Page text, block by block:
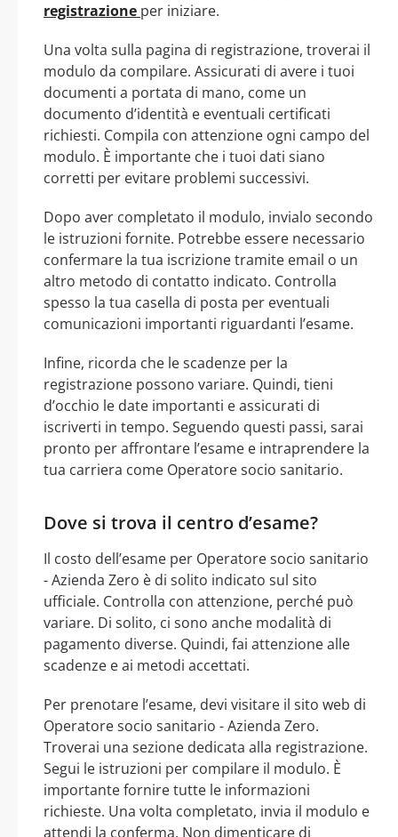
registrazione per iniziare.
Una volta sulla pagina di registrazione, troverai il
modulo da compilare. Assicurati di avere i tuoi
documenti a portata di mano, come un
documento d’identità e eventuali certificati
richiesti. Compila con attenzione ogni campo del
modulo. È importante che i tuoi dati siano
corretti per evitare problemi successivi.
Dopo aver completato il modulo, invialo secondo
le istruzioni fornite. Potrebbe essere necessario
confermare la tua iscrizione tramite email o un
altro metodo di contatto indicato. Controlla
spesso la tua casella di posta per eventuali
comunicazioni importanti riguardanti l’esame.
Infine, ricorda che le scadenze per la
registrazione possono variare. Quindi, tieni
d’occhio le date importanti e assicurati di
iscriverti in tempo. Seguendo questi passi, sarai
pronto per affrontare l’esame e intraprendere la
tua carriera come Operatore socio sanitario.
Dove si trova il centro d’esame?
Il costo dell’esame per Operatore socio sanitario
- Azienda Zero è di solito indicato sul sito
ufficiale. Controlla con attenzione, perché può
variare. Di solito, ci sono anche modalità di
pagamento diverse. Quindi, fai attenzione alle
scadenze e ai metodi accettati.
Per prenotare l’esame, devi visitare il sito web di
Operatore socio sanitario - Azienda Zero.
Troverai una sezione dedicata alla registrazione.
Segui le istruzioni per compilare il modulo. È
importante fornire tutte le informazioni
richieste. Una volta completato, invia il modulo e
attendi la conferma. Non dimenticare di